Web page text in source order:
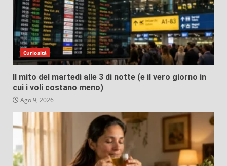
Curiosità
Il mito del martedì alle 3 di notte (e il vero giorno in
cui i voli costano meno)
Ago 9, 2026